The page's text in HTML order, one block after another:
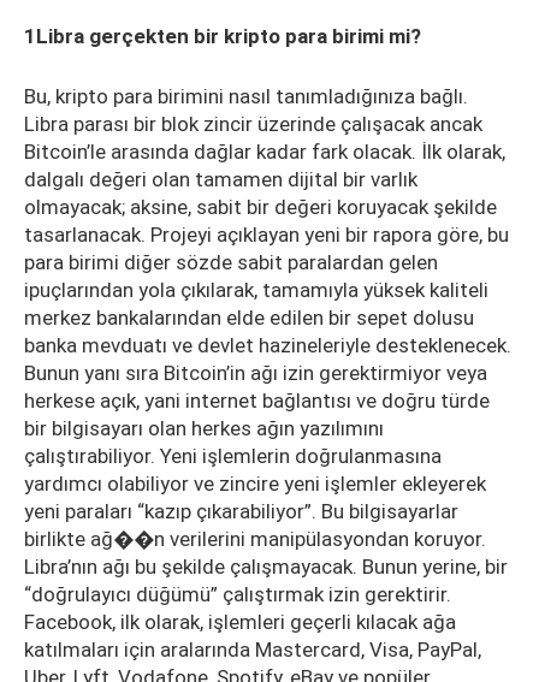
1Libra gerçekten bir kripto para birimi mi?
Bu, kripto para birimini nasıl tanımladığınıza bağlı.
Libra parası bir blok zincir üzerinde çalışacak ancak
Bitcoin’le arasında dağlar kadar fark olacak. İlk olarak,
dalgalı değeri olan tamamen dijital bir varlık
olmayacak; aksine, sabit bir değeri koruyacak şekilde
tasarlanacak. Projeyi açıklayan yeni bir rapora göre, bu
para birimi diğer sözde sabit paralardan gelen
ipuçlarından yola çıkılarak, tamamıyla yüksek kaliteli
merkez bankalarından elde edilen bir sepet dolusu
banka mevduatı ve devlet hazineleriyle desteklenecek.
Bunun yanı sıra Bitcoin’in ağı izin gerektirmiyor veya
herkese açık, yani internet bağlantısı ve doğru türde
bir bilgisayarı olan herkes ağın yazılımını
çalıştırabiliyor. Yeni işlemlerin doğrulanmasına
yardımcı olabiliyor ve zincire yeni işlemler ekleyerek
yeni paraları “kazıp çıkarabiliyor”. Bu bilgisayarlar
birlikte ağ��n verilerini manipülasyondan koruyor.
Libra’nın ağı bu şekilde çalışmayacak. Bunun yerine, bir
“doğrulayıcı düğümü” çalıştırmak izin gerektirir.
Facebook, ilk olarak, işlemleri geçerli kılacak ağa
katılmaları için aralarında Mastercard, Visa, PayPal,
Uber, Lyft, Vodafone, Spotify, eBay ve popüler